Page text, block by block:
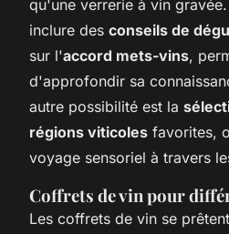
qu'une verrerie à vin
inclure des conseils de
sur l'accord mets-vins,
d'approfondir sa
autre possibilité est la
régions viticoles favorites,
voyage sensoriel à travers
Coffrets de vin pour
Les coffrets de vin se